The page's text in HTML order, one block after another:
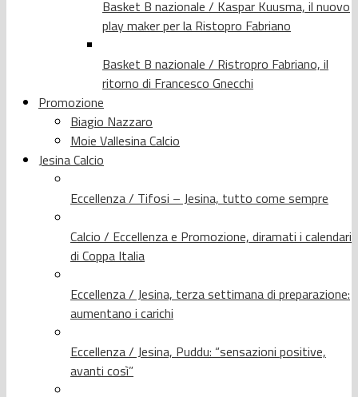
Basket B nazionale / Kaspar Kuusma, il nuovo
play maker per la Ristopro Fabriano
Basket B nazionale / Ristropro Fabriano, il
ritorno di Francesco Gnecchi
Promozione
Biagio Nazzaro
Moie Vallesina Calcio
Jesina Calcio
Eccellenza / Tifosi – Jesina, tutto come sempre
Calcio / Eccellenza e Promozione, diramati i calendari
di Coppa Italia
Eccellenza / Jesina, terza settimana di preparazione:
aumentano i carichi
Eccellenza / Jesina, Puddu: “sensazioni positive,
avanti così”